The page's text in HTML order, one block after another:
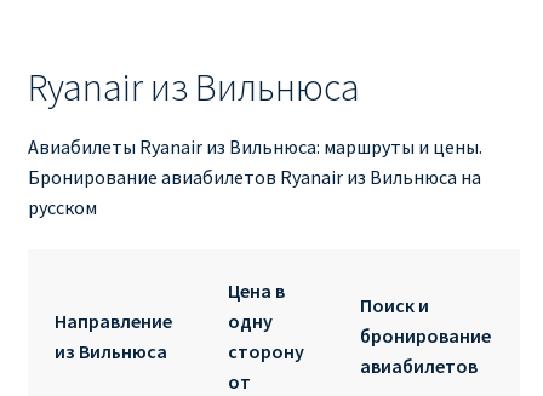
ДЕШЕВЫЕ АВИАБИЛЕТЫ В БЕРЛИН
ДЕШЕВЫЕ АВИАБИЛЕТЫ В БУХАРЕСТ
ДЕШЕВЫЕ АВИАБИЛЕТЫ В ВАРШАВУ
ДЕШЕВЫЕ АВИАБИЛЕТЫ В ЛОНДОН
Ryanair из Вильнюса
Авиабилеты Ryanair из Вильнюса: маршруты и цены.
Бронирование авиабилетов Ryanair из Вильнюса на
русском
Направление
из Вильнюса
Цена в
одну
сторону
от
Поиск и
бронирование
авиабилетов